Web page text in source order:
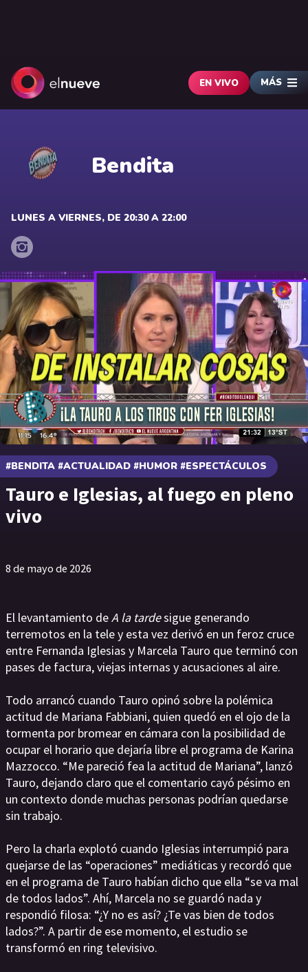
EN VIVO MÁS
Bendita
LUNES A VIERNES, DE 20:30 A 22:00
#BENDITA #ACTUALIDAD #HUMOR #ESPECTÁCULOS
Tauro e Iglesias, al fuego en pleno
vivo
8 de mayo de 2026
El levantamiento deA la tardesigue generando
terremotos en la tele y esta vez derivó en un feroz cruce
entre Fernanda Iglesias y Marcela Tauro que terminó con
pases de factura, viejas internas y acusaciones al aire.
Todo arrancó cuando Tauro opinó sobre la polémica
actitud de Mariana Fabbiani, quien quedó en el ojo de la
tormenta por bromear en cámara con la posibilidad de
ocupar el horario que dejaría libre el programa de Karina
Mazzocco. “Me pareció fea la actitud de Mariana”, lanzó
Tauro, dejando claro que el comentario cayó pésimo en
un contexto donde muchas personas podrían quedarse
sin trabajo.
Pero la charla explotó cuando Iglesias interrumpió para
quejarse de las “operaciones” mediáticas y recordó que
en el programa de Tauro habían dicho que ella “se va mal
de todos lados”. Ahí, Marcela no se guardó nada y
respondió filosa: “¿Y no es así? ¿Te vas bien de todos
lados?”. A partir de ese momento, el estudio se
transformó en ring televisivo.